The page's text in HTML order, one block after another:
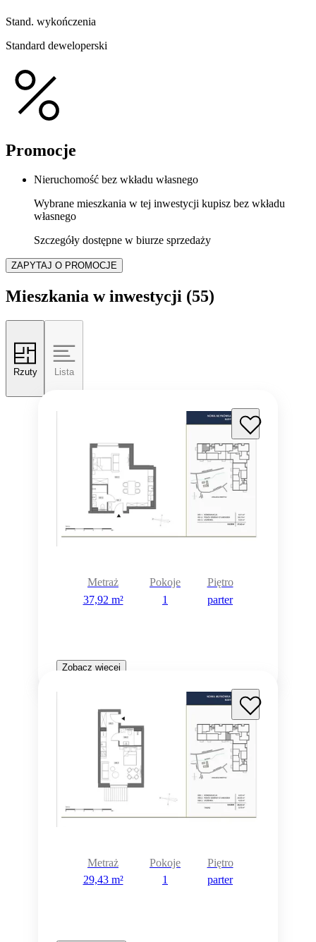
Stand. wykończenia
Standard deweloperski
Promocje
Nieruchomość bez wkładu własnego
Wybrane mieszkania w tej inwestycji kupisz bez wkładu
własnego
Szczegóły dostępne w biurze sprzedaży
ZAPYTAJ O PROMOCJE
Mieszkania w inwestycji (55)
Rzuty Lista
Metraż
37,92 m²
Pokoje
1
Piętro
parter
Zobacz więcej
Metraż
29,43 m²
Pokoje
1
Piętro
parter